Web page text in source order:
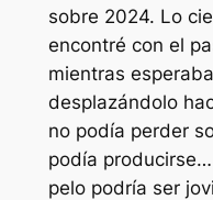
sobre 2024. Lo
encontré con el
mientras
desplazándolo
no podía perder
podía
pelo podrí­a ser